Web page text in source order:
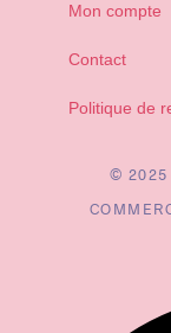
Mon compte
Contact
Politique de
© 2025